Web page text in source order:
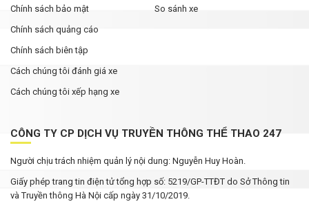
Chính sách bảo mật
Chính sách quảng cáo
Chính sách biên tập
Cách chúng tôi đánh giá xe
Cách chúng tôi xếp hạng xe
So sánh xe
CÔNG TY CP DỊCH VỤ TRUYỀN THÔNG THỂ THAO 247
Người chịu trách nhiệm quản lý nội dung: Nguyễn Huy Hoàn.
Giấy phép trang tin điện tử tổng hợp số: 5219/GP-TTĐT do Sở Thông tin
và Truyền thông Hà Nội cấp ngày 31/10/2019.